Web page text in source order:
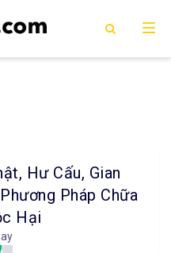
Hư Cấu, Gian
Pháp Chữa
Hại